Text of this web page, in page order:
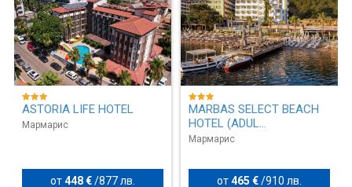
ASTORIA LIFE HOTEL
Мармарис
от448 € /877 лв.
MARBAS SELECT BEACH
HOTEL (ADUL...
Мармарис
от465 €/910 лв.